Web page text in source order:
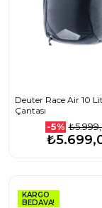
Deuter Race Air 10
Çantası
-5%
KARGO
BEDAVA!